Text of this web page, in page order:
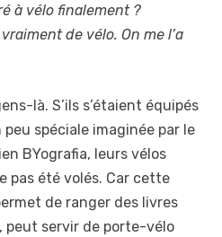
à vélo finalement ?
de vélo. On me l’a
là. S’ils s’étaient équipés
spéciale imaginée par le
BYografia, leurs vélos
pas été volés. Car cette
de ranger des livres
peut servir de porte-vélo